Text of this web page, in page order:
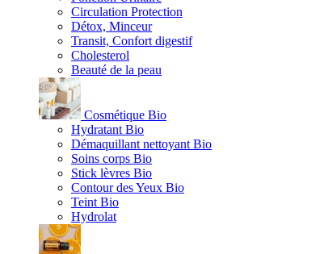
Circulation Protection
Détox, Minceur
Transit, Confort digestif
Cholesterol
Beauté de la peau
Cosmétique Bio
Hydratant Bio
Démaquillant nettoyant Bio
Soins corps Bio
Stick lèvres Bio
Contour des Yeux Bio
Teint Bio
Hydrolat